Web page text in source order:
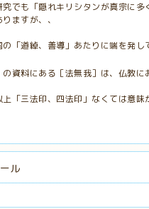
究でも「隠れキリシタンが真宗に多
ますが、、
「道綽、善導」あたりに端を発し
の資料にある［法無我］は、仏教に
「三法印、四法印」なくては意味
ル